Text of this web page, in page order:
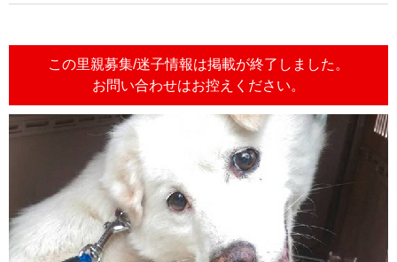
この里親募集/迷子情報は掲載が終了しました。
お問い合わせはお控えください。